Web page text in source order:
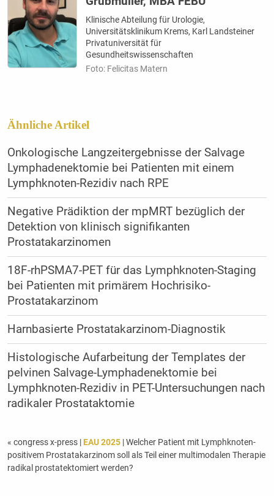
Klinische Abteilung für Urologie,
Universitätsklinikum Krems, Karl Landsteiner
Privatuniversität für
Gesundheitswissenschaften
Foto: Felicitas Matern
Ähnliche Artikel
Onkologische Langzeitergebnisse der Salvage
Lymphadenektomie bei Patienten mit einem
Lymphknoten-Rezidiv nach RPE
Negative Prädiktion der mpMRT bezüglich der
Detektion von klinisch signifikanten
Prostatakarzinomen
18F-rhPSMA7-PET für das Lymphknoten-Staging
bei Patienten mit primärem Hochrisiko-
Prostatakarzinom
Harnbasierte Prostatakarzinom-Diagnostik
Histologische Aufarbeitung der Templates der
pelvinen Salvage-Lymphadenektomie bei
Lymphknoten-Rezidiv in PET-Untersuchungen nach
radikaler Prostataktomie
« congress x-press | EAU 2025| Welcher Patient mit Lymphknoten-
positivem Prostatakarzinom soll als Teil einer multimodalen Therapie
radikal prostatektomiert werden?